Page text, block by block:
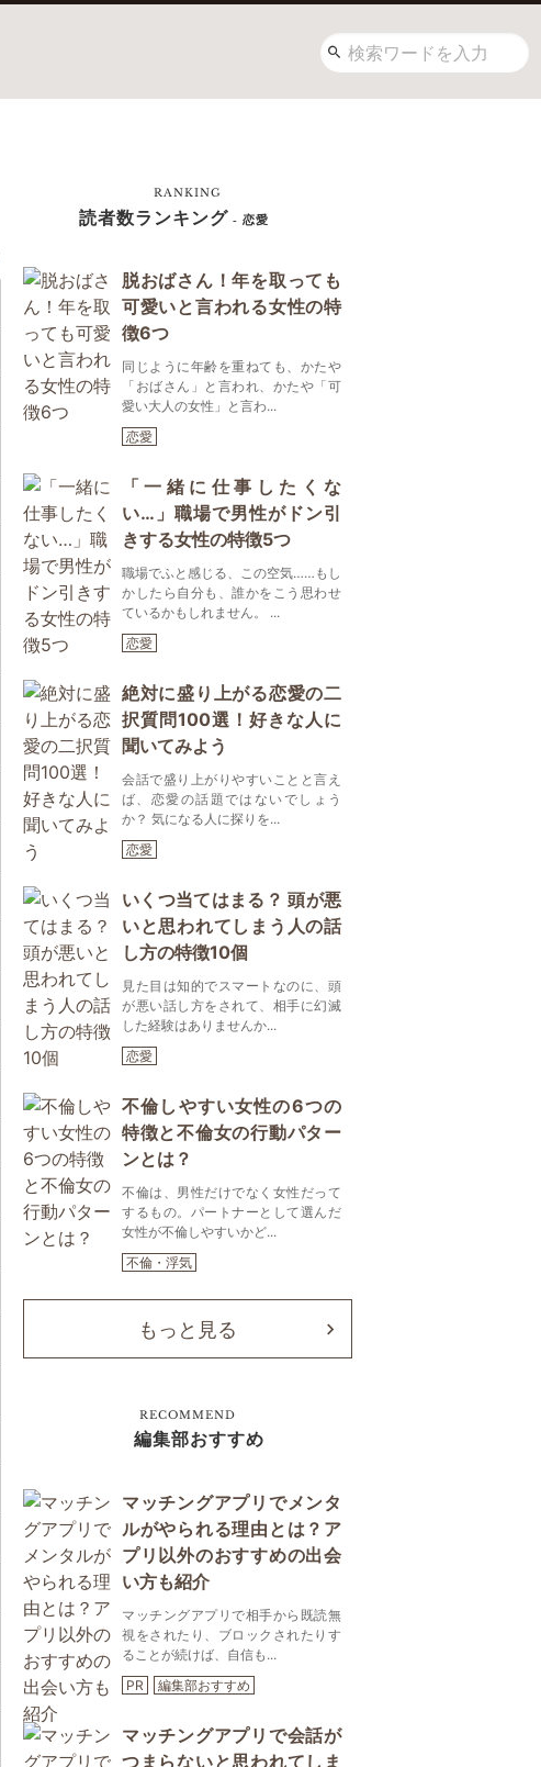
RANKING
読者数ランキング - 恋愛
脱おばさん！年を取っても
可愛いと言われる女性の特
徴6つ
同じように年齢を重ねても、かたや
「おばさん」と言われ、かたや「可
愛い大人の女性」と言わ...
恋愛
「一緒に仕事したくな
い…」職場で男性がドン引
きする女性の特徴5つ
職場でふと感じる、この空気……もし
かしたら自分も、誰かをこう思わせ
ているかもしれません。 ...
恋愛
絶対に盛り上がる恋愛の二
択質問100選！好きな人に
聞いてみよう
会話で盛り上がりやすいことと言え
ば、恋愛の話題ではないでしょう
か？ 気になる人に探りを...
恋愛
いくつ当てはまる？ 頭が悪
いと思われてしまう人の話
し方の特徴10個
見た目は知的でスマートなのに、頭
が悪い話し方をされて、相手に幻滅
した経験はありませんか...
恋愛
不倫しやすい女性の6つの
特徴と不倫女の行動パター
ンとは？
不倫は、男性だけでなく女性だって
するもの。パートナーとして選んだ
女性が不倫しやすいかど...
不倫・浮気
もっと見る
RECOMMEND
編集部おすすめ
マッチングアプリでメンタ
ルがやられる理由とは？ア
プリ以外のおすすめの出会
い方も紹介
マッチングアプリで相手から既読無
視をされたり、ブロックされたりす
ることが続けば、自信も...
PR
編集部おすすめ
マッチングアプリで会話が
つまらないと思われてしま